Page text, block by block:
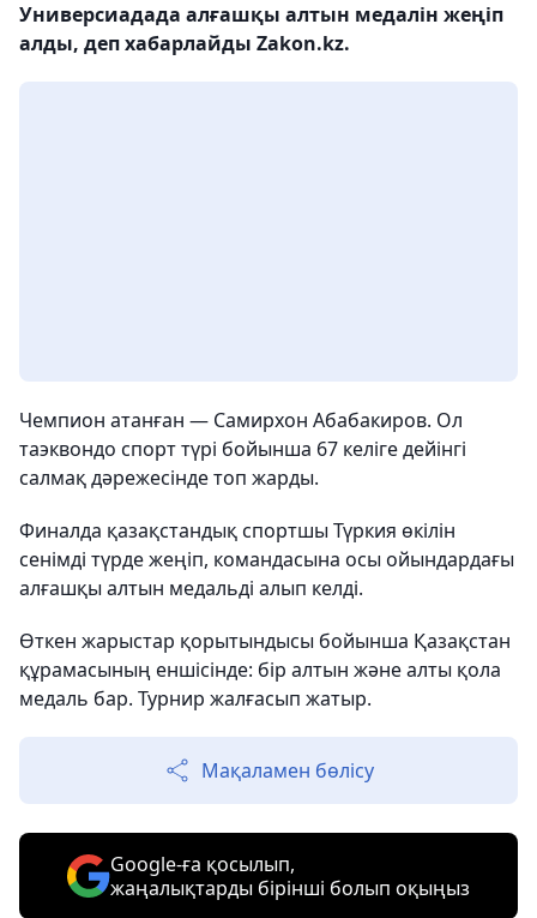
Универсиадада алғашқы алтын медалін жеңіп
алды, деп хабарлайды Zakon.kz.
Чемпион атанған — Самирхон Абабакиров. Ол
таэквондо спорт түрі бойынша 67 келіге дейінгі
салмақ дәрежесінде топ жарды.
Финалда қазақстандық спортшы Түркия өкілін
сенімді түрде жеңіп, командасына осы ойындардағы
алғашқы алтын медальді алып келді.
Өткен жарыстар қорытындысы бойынша Қазақстан
құрамасының еншісінде: бір алтын және алты қола
медаль бар. Турнир жалғасып жатыр.
Мақаламен бөлісу
Google-ға қосылып,
жаңалықтарды бірінші болып оқыңыз